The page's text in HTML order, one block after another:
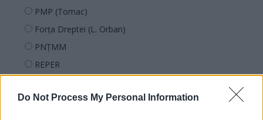
Do Not Process My Personal Information
PMP (Tomac)
Forța Dreptei (L. Orban)
PNȚMM
REPER
SOS (Șoșoacă)